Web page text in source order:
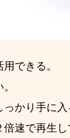
できる。
かり手に入
倍速で再生